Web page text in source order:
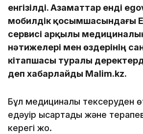
енгізілді. Азаматтар енді
мобилдік қосымшасындағы
сервисі арқылы
нәтижелері мен өздерінің
кітапшасы туралы
деп хабарлайды Malim.kz.
Бұл медициналық тексеруден
едәуір қысқартады және
керегі жоқ.